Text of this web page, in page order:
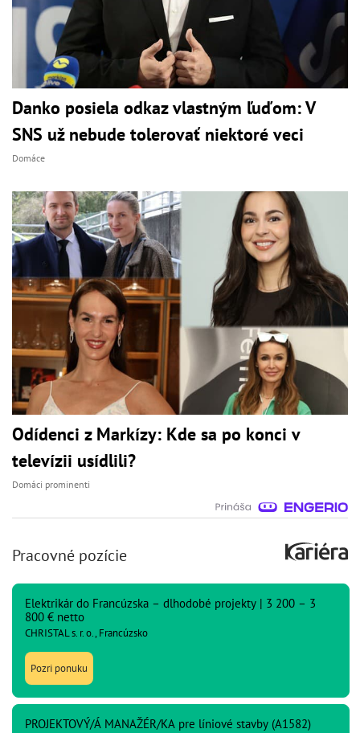
Danko posiela odkaz vlastným ľuďom: V
SNS už nebude tolerovať niektoré veci
Domáce
Odídenci z Markízy: Kde sa po konci v
televízii usídlili?
Domáci prominenti
Pracovné pozície
Elektrikár do Francúzska – dlhodobé projekty | 3 200 – 3
800 € netto
CHRISTAL s. r. o., Francúzsko
Pozri ponuku
PROJEKTOVÝ/Á MANAŽÉR/KA pre líniové stavby (A1582)